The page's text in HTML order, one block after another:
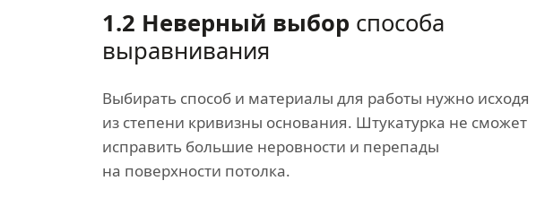
1.2 Неверный выбор способа
выравнивания
Выбирать способ и материалы для работы нужно исходя
из степени кривизны основания. Штукатурка не сможет
исправить большие неровности и перепады
на поверхности потолка.